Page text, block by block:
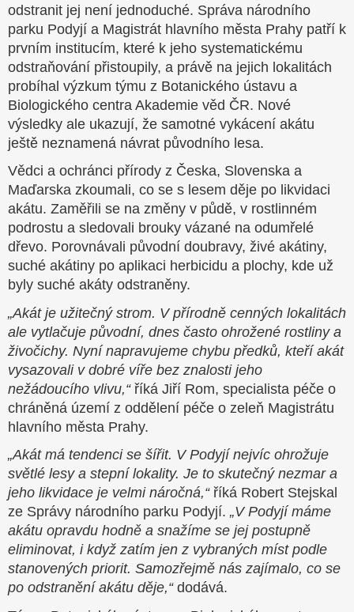
odstranit jej není jednoduché. Správa národního
parku Podyjí a Magistrát hlavního města Prahy patří k
prvním institucím, které k jeho systematickému
odstraňování přistoupily, a právě na jejich lokalitách
probíhal výzkum týmu z Botanického ústavu a
Biologického centra Akademie věd ČR. Nové
výsledky ale ukazují, že samotné vykácení akátu
ještě neznamená návrat původního lesa.
Vědci a ochránci přírody z Česka, Slovenska a
Maďarska zkoumali, co se s lesem děje po likvidaci
akátu. Zaměřili se na změny v půdě, v rostlinném
podrostu a sledovali brouky vázané na odumřelé
dřevo. Porovnávali původní doubravy, živé akátiny,
suché akátiny po aplikaci herbicidu a plochy, kde už
byly suché akáty odstraněny.
„Akát je užitečný strom. V přírodně cenných lokalitách
ale vytlačuje původní, dnes často ohrožené rostliny a
živočichy. Nyní napravujeme chybu předků, kteří akát
vysazovali v dobré víře bez znalosti jeho
nežádoucího vlivu,“říká Jiří Rom, specialista péče o
chráněná území z oddělení péče o zeleň Magistrátu
hlavního města Prahy.
„Akát má tendenci se šířit. V Podyjí nejvíc ohrožuje
světlé lesy a stepní lokality. Je to skutečný nezmar a
jeho likvidace je velmi náročná,“říká Robert Stejskal
ze Správy národního parku Podyjí. „V Podyjí máme
akátu opravdu hodně a snažíme se jej postupně
eliminovat, i když zatím jen z vybraných míst podle
stanovených priorit. Samozřejmě nás zajímalo, co se
po odstranění akátu děje,“dodává.